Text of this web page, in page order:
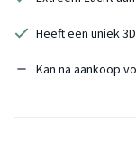
Heeft een uniek
Kan na aankoop